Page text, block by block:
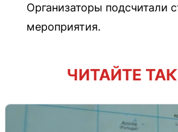
Организаторы подсчитали
мероприятия.
ЧИТАЙТЕ